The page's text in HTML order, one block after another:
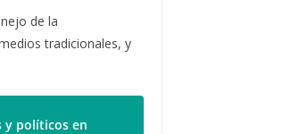
de la
tradicionales, y
y políticos en